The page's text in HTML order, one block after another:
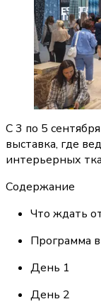
С 3 по 5
выставка, где
интерьерных
Содержание
Что ждать
Программа
День 1
День 2